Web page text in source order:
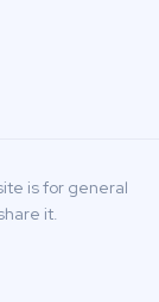
is for general
it.